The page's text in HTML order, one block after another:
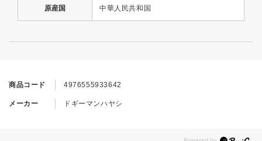
商品コード 4976555933642
メーカー ドギーマンハヤシ
原産国 中華人民共和国